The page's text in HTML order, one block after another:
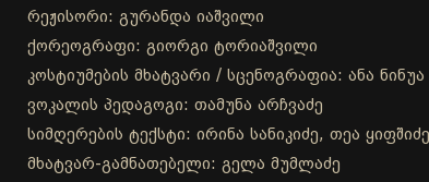
რეჟისორი: გურანდა იაშვილი
ქორეოგრაფი: გიორგი ტორიაშვილი
კოსტიუმების მხატვარი / სცენოგრაფია: ანა ნინუა
ვოკალის პედაგოგი: თამუნა არჩვაძე
სიმღერების ტექსტი: ირინა სანიკიძე, თეა ყიფშიძე
მხატვარ-გამნათებელი: გელა მუმლაძე